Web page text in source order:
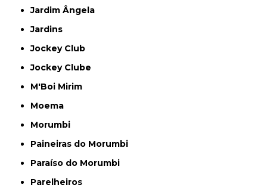
Jardim Ângela
Jardins
Jockey Club
Jockey Clube
M'Boi Mirim
Moema
Morumbi
Paineiras do Morumbi
Paraíso do Morumbi
Parelheiros